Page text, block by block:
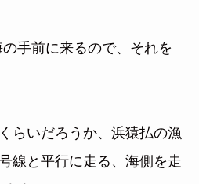
手前に来るので、それを
らいだろうか、浜猿払の漁
線と平行に走る、海側を走